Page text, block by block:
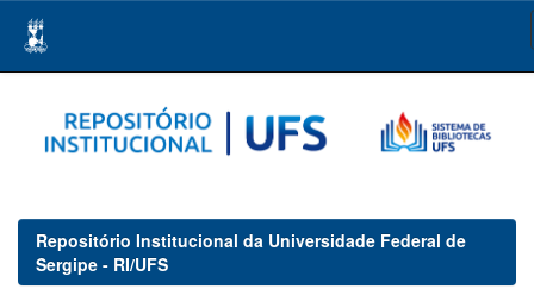
navigation
Repositório Institucional da Universidade Federal de
Sergipe - RI/UFS